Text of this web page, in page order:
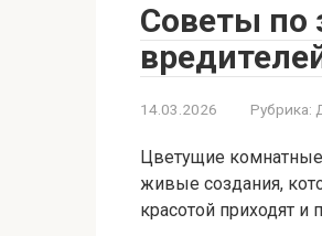
Советы по
14.03.2026 Рубрика:
Цветущие комнатные
живые создания,
красотой приходят и